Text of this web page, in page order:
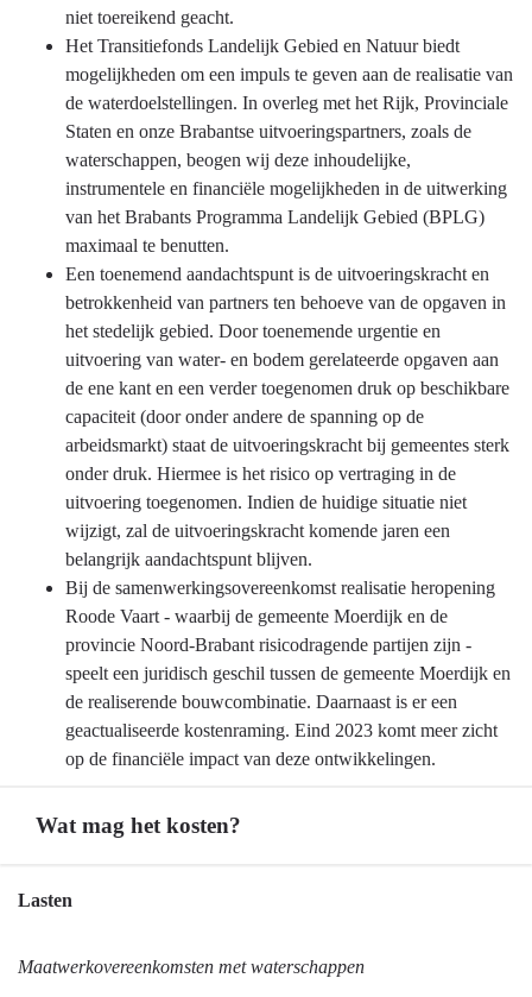
niet toereikend geacht.
Het Transitiefonds Landelijk Gebied en Natuur biedt
mogelijkheden om een impuls te geven aan de realisatie van
de waterdoelstellingen. In overleg met het Rijk, Provinciale
Staten en onze Brabantse uitvoeringspartners, zoals de
waterschappen, beogen wij deze inhoudelijke,
instrumentele en financiële mogelijkheden in de uitwerking
van het Brabants Programma Landelijk Gebied (BPLG)
maximaal te benutten.
Een toenemend aandachtspunt is de uitvoeringskracht en
betrokkenheid van partners ten behoeve van de opgaven in
het stedelijk gebied. Door toenemende urgentie en
uitvoering van water- en bodem gerelateerde opgaven aan
de ene kant en een verder toegenomen druk op beschikbare
capaciteit (door onder andere de spanning op de
arbeidsmarkt) staat de uitvoeringskracht bij gemeentes sterk
onder druk. Hiermee is het risico op vertraging in de
uitvoering toegenomen. Indien de huidige situatie niet
wijzigt, zal de uitvoeringskracht komende jaren een
belangrijk aandachtspunt blijven.
Bij de samenwerkingsovereenkomst realisatie heropening
Roode Vaart - waarbij de gemeente Moerdijk en de
provincie Noord-Brabant risicodragende partijen zijn -
speelt een juridisch geschil tussen de gemeente Moerdijk en
de realiserende bouwcombinatie. Daarnaast is er een
geactualiseerde kostenraming. Eind 2023 komt meer zicht
op de financiële impact van deze ontwikkelingen.
Wat mag het kosten?
Terug
navigatie
Lasten
Maatwerkovereenkomsten met waterschappen